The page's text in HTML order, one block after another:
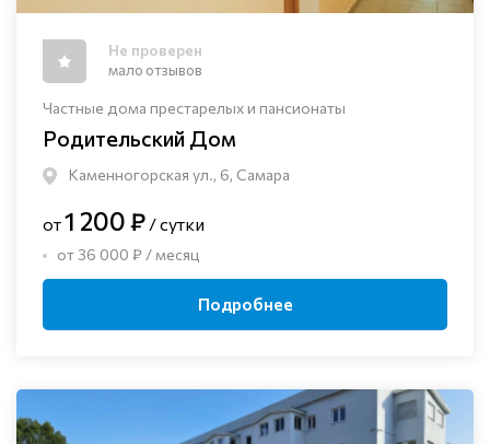
Частные дома престарелых и пансионаты
Родительский Дом
Каменногорская ул., 6, Самара
Не проверен
мало отзывов
от1 200 ₽ / сутки
от 36 000 ₽ / месяц
Подробнее